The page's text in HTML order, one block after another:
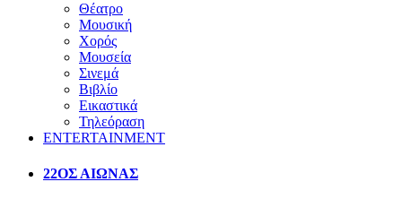
Θέατρο
Μουσική
Χορός
Μουσεία
Σινεμά
Βιβλίο
Εικαστικά
Τηλεόραση
ENTERTAINMENT
22ΟΣ ΑΙΩΝΑΣ